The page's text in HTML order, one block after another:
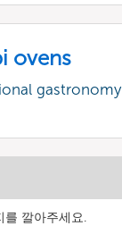
ovens
gastronomy
를 깔아주세요.